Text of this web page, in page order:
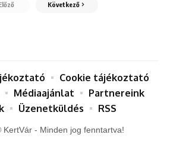
Következő
KertVár - Minden jog fenntartva!
Cookie tájékoztató
Médiaajánlat
Partnereink
Üzenetküldés RSS